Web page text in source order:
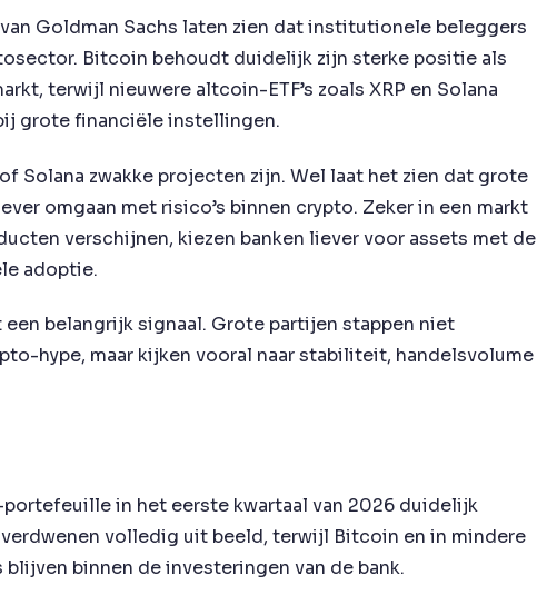
Goldman Sachs laten zien dat institutionele beleggers
Bitcoin behoudt duidelijk zijn sterke positie als
terwijl nieuwere altcoin-ETF’s zoals XRP en Solana
grote financiële instellingen.
Solana zwakke projecten zijn. Wel laat het zien dat grote
omgaan met risico’s binnen crypto. Zeker in een markt
verschijnen, kiezen banken liever voor assets met de
adoptie.
belangrijk signaal. Grote partijen stappen niet
hype, maar kijken vooral naar stabiliteit, handelsvolume
in het eerste kwartaal van 2026 duidelijk
verdwenen volledig uit beeld, terwijl Bitcoin en in mindere
binnen de investeringen van de bank.